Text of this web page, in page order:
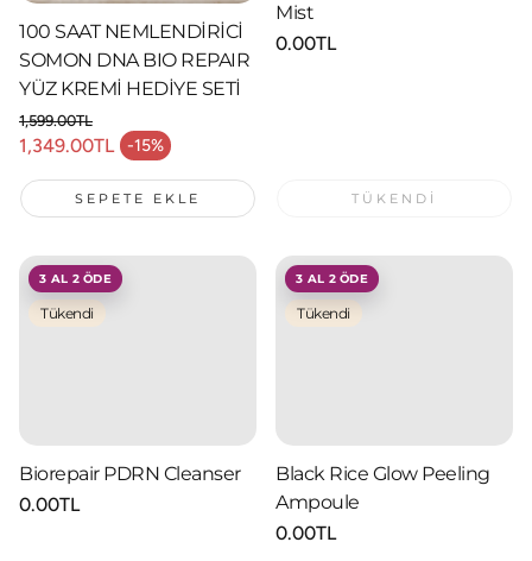
100 SAAT NEMLENDİRİCİ
SOMON DNA BIO REPAIR
YÜZ KREMİ HEDİYE SETİ
1,349.00TL -15%
İndirimli fiyat
Normal fiyat
1,599.00TL
SEPETE EKLE
Mist
Normal
0.00TL
TÜKENDI
3 AL 2 ÖDE
Tükendi
Biorepair PDRN Cleanser
Normal
0.00TL
3 AL 2 ÖDE
Tükendi
Black Rice Glow Peeling
Ampoule
Normal
0.00TL